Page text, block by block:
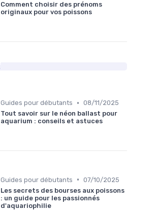
Comment choisir des prénoms
originaux pour vos poissons
Guides pour débutants • 08/11/2025
Tout savoir sur le néon ballast pour
aquarium : conseils et astuces
Guides pour débutants • 07/10/2025
Les secrets des bourses aux poissons
: un guide pour les passionnés
d'aquariophilie